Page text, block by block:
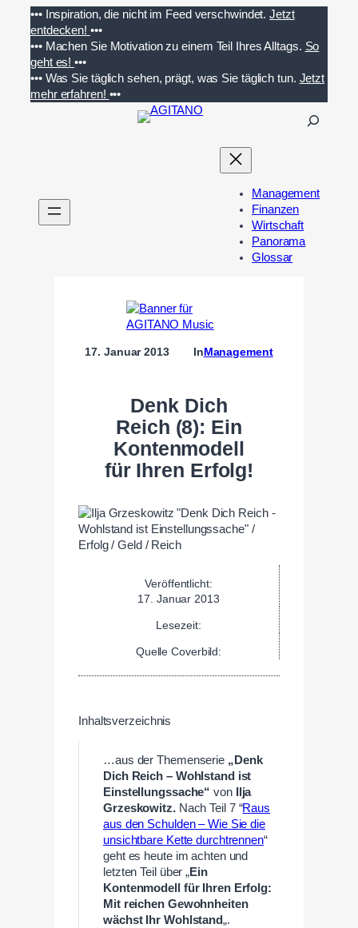
Inhalt
springen
••• Inspiration, die nicht im Feed verschwindet. Jetzt
entdecken! •••
••• Machen Sie Motivation zu einem Teil Ihres Alltags. So
geht es!•••
••• Was Sie täglich sehen, prägt, was Sie täglich tun. Jetzt
mehr erfahren! •••
n
Management
Finanzen
Wirtschaft
Panorama
Glossar
17. Januar 2013 InManagement
Denk Dich
Reich (8): Ein
Kontenmodell
für Ihren Erfolg!
Veröffentlicht:
17. Januar 2013
Lesezeit:
Quelle Coverbild:
Inhaltsverzeichnis
…aus der Themenserie „Denk
Dich Reich – Wohlstand ist
Einstellungssache“vonIlja
Grzeskowitz. Nach Teil 7 “Raus
aus den Schulden – Wie Sie die
unsichtbare Kette durchtrennen“
geht es heute im achten und
letzten Teil über „Ein
Kontenmodell für Ihren Erfolg:
Mit reichen Gewohnheiten
wächst Ihr Wohlstand„.